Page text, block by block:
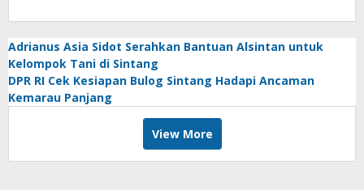
Adrianus Asia Sidot Serahkan Bantuan Alsintan untuk
Kelompok Tani di Sintang
DPR RI Cek Kesiapan Bulog Sintang Hadapi Ancaman
Kemarau Panjang
View More